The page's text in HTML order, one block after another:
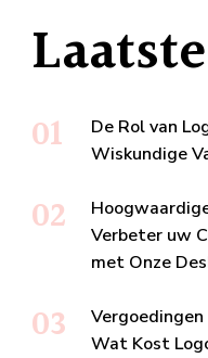
De Rol van
Wiskundige
Verbeter uw
met Onze
Vergoedingen
Wat Kost